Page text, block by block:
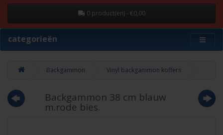
0 product(en) - €0,00
categorieën
Backgammon Vinyl backgammon koffers
Backgammon 38 cm blauw
m.rode bies.